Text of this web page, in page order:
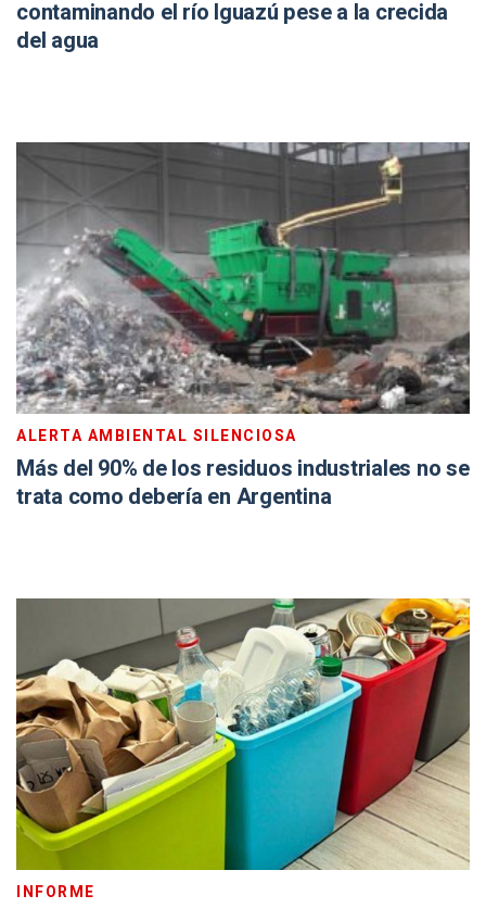
contaminando el río Iguazú pese a la crecida
del agua
ALERTA AMBIENTAL SILENCIOSA
Más del 90% de los residuos industriales no se
trata como debería en Argentina
INFORME